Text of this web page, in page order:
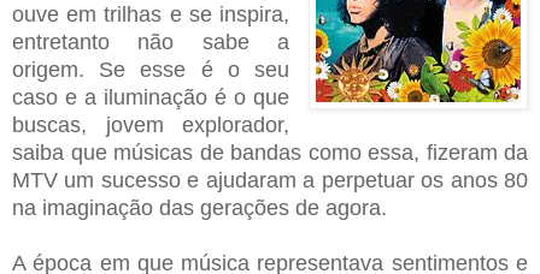
ouve em trilhas e se inspira,
entretanto não sabe a
origem. Se esse é o seu
caso e a iluminação é o que
buscas, jovem explorador,
saiba que músicas de bandas como essa, fizeram da
MTV um sucesso e ajudaram a perpetuar os anos 80
na imaginação das gerações de agora.
A época em que música representava sentimentos e